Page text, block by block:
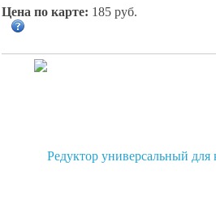
Цена по карте: 185 руб.